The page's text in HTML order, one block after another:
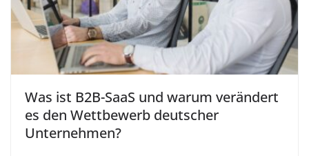
Was ist B2B-SaaS und warum verändert
es den Wettbewerb deutscher
Unternehmen?